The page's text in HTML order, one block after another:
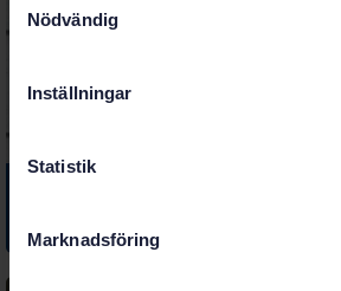
c
k
v
a
Nödvändig
Inställningar
Statistik
Marknadsföring